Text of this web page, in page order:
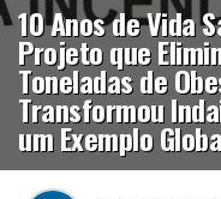
10 Anos de Vida
Projeto que
Toneladas de
Transformou
um Exemplo